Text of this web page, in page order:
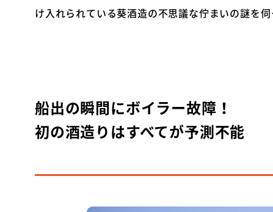
け入れられている葵酒造の不思議な佇まいの謎を伺
船出の瞬間にボイラー故障！
初の酒造りはすべてが予測不能